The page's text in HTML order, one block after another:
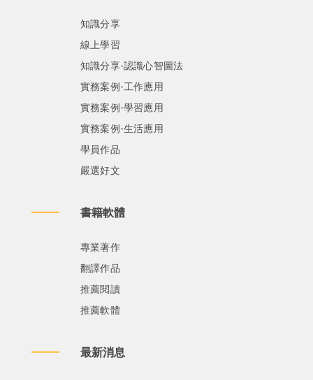
知識分享
線上學習
知識分享-認識心智圖法
實務案例-工作應用
實務案例-學習應用
實務案例-生活應用
學員作品
嚴選好文
書籍軟體
專業著作
翻譯作品
推薦閱讀
推薦軟體
最新消息